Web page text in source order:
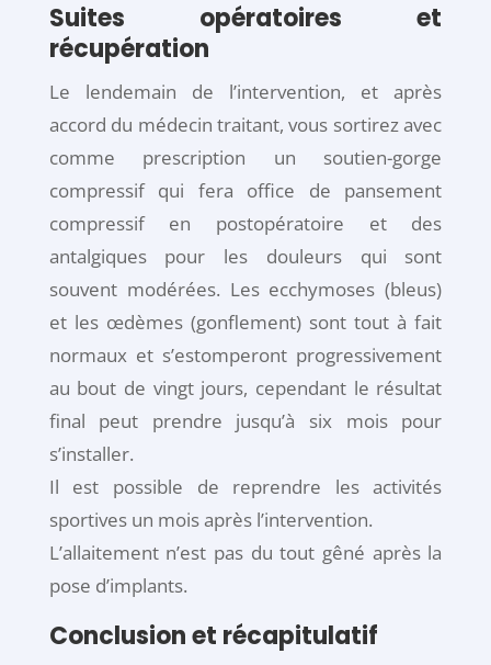
Suites opératoires et
récupération
Le lendemain de l’intervention, et après
accord du médecin traitant, vous sortirez avec
comme prescription un soutien-gorge
compressif qui fera office de pansement
compressif en postopératoire et des
antalgiques pour les douleurs qui sont
souvent modérées. Les ecchymoses (bleus)
et les œdèmes (gonflement) sont tout à fait
normaux et s’estomperont progressivement
au bout de vingt jours, cependant le résultat
final peut prendre jusqu’à six mois pour
s’installer.
Il est possible de reprendre les activités
sportives un mois après l’intervention.
L’allaitement n’est pas du tout gêné après la
pose d’implants.
Conclusion et récapitulatif